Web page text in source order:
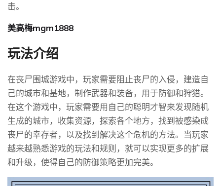
击。
美高梅mgm1888
玩法介绍
在丧尸围城游戏中，玩家需要阻止丧尸的入侵，建造自
己的城市和基地，制作武器和装备，用于防御和狩猎。
在这个游戏中，玩家需要用自己的聪明才智来发现随机
生成的城市，收集资源，探索各个地方，找到被感染成
丧尸的幸存者，以及找到解决这个危机的方法。当玩家
越来越熟悉游戏的玩法和规则，就可以实现更多的扩展
和升级，使得自己的防御策略更加完美。